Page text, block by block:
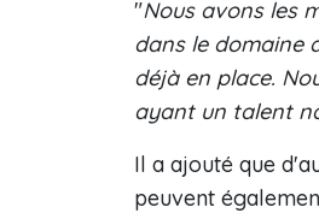
"Nous avons les
dans le domaine
déjà en place.
ayant un talent
Il a ajouté que
peuvent